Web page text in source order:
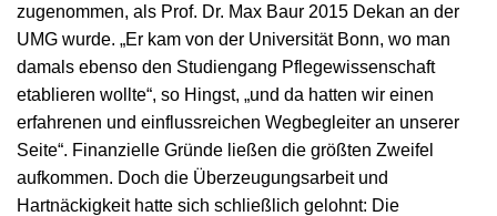
zugenommen, als Prof. Dr. Max Baur 2015 Dekan an der
UMG wurde. „Er kam von der Universität Bonn, wo man
damals ebenso den Studiengang Pflegewissenschaft
etablieren wollte“, so Hingst, „und da hatten wir einen
erfahrenen und einflussreichen Wegbegleiter an unserer
Seite“. Finanzielle Gründe ließen die größten Zweifel
aufkommen. Doch die Überzeugungsarbeit und
Hartnäckigkeit hatte sich schließlich gelohnt: Die